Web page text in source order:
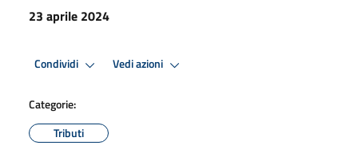
23 aprile 2024
Condividi Vedi azioni
Categorie:
Tributi